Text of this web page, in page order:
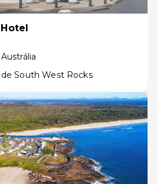
Austrália
South West Rocks